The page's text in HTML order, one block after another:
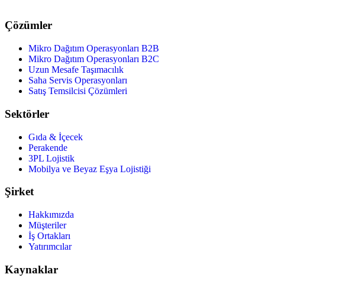
Çözümler
Mikro Dağıtım Operasyonları B2B
Mikro Dağıtım Operasyonları B2C
Uzun Mesafe Taşımacılık
Saha Servis Operasyonları
Satış Temsilcisi Çözümleri
Sektörler
Gıda & İçecek
Perakende
3PL Lojistik
Mobilya ve Beyaz Eşya Lojistiği
Şirket
Hakkımızda
Müşteriler
İş Ortakları
Yatırımcılar
Kaynaklar